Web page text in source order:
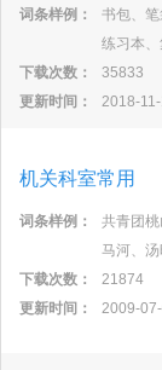
词条样例：
书包、
练习本
下载次数：
35833
更新时间：
2018-
机关科室常用
词条样例：
共青团
马河、
下载次数：
21874
更新时间：
2009-